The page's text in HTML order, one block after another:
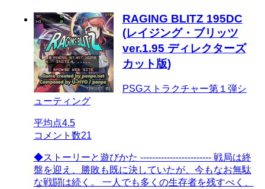
RAGING BLITZ 195DC
(レイジング・ブリッツ
ver.1.95 ディレクターズ
カット版)
PSGストラクチャー第１弾シ
ューティング
平均点4.5
コメント数21
◆ストーリーと遊びかた ------------------------ 戦局は終
盤を迎え、勝敗も既に決していたが、今もなお無駄
な戦闘は続く。 一人でも多くの生存者を残すべく、